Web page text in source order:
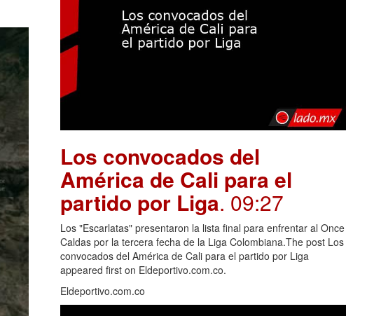
Los convocados del
América de Cali para el
partido por Liga. 09:27
Los "Escarlatas" presentaron la lista final para enfrentar al Once
Caldas por la tercera fecha de la Liga Colombiana.The post Los
convocados del América de Cali para el partido por Liga
appeared first on Eldeportivo.com.co.
Eldeportivo.com.co